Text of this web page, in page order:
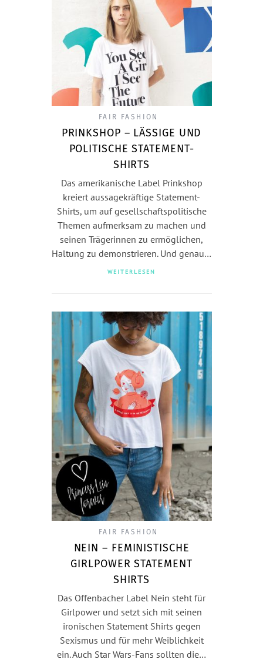
FAIR FASHION
PRINKSHOP – LÄSSIGE UND
POLITISCHE STATEMENT-
SHIRTS
Das amerikanische Label Prinkshop
kreiert aussagekräftige Statement-
Shirts, um auf gesellschaftspolitische
Themen aufmerksam zu machen und
seinen Trägerinnen zu ermöglichen,
Haltung zu demonstrieren. Und genau…
WEITERLESEN
FAIR FASHION
NEIN – FEMINISTISCHE
GIRLPOWER STATEMENT
SHIRTS
Das Offenbacher Label Nein steht für
Girlpower und setzt sich mit seinen
ironischen Statement Shirts gegen
Sexismus und für mehr Weiblichkeit
ein. Auch Star Wars-Fans sollten die…